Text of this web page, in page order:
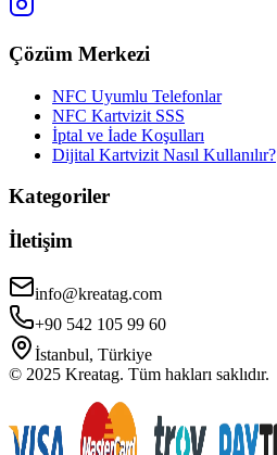
Çözüm Merkezi
NFC Uyumlu Telefonlar
NFC Kartvizit SSS
İptal ve İade Koşulları
Dijital Kartvizit Nasıl Kullanılır?
Kategoriler
İletişim
info@kreatag.com
+90 542 105 99 60
İstanbul, Türkiye
© 2025 Kreatag. Tüm hakları saklıdır.